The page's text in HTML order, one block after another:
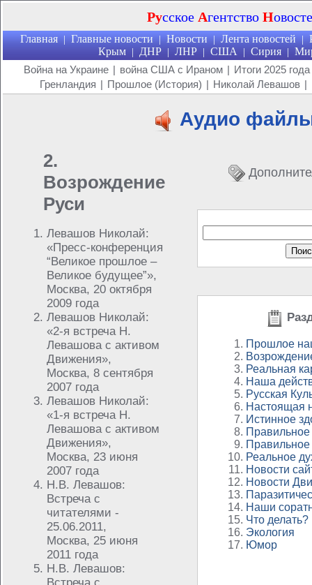
Русское Агентство Н
Главная | Главные новости | Новости | Лента новостей |
Крым | ДНР | ЛНР | США | Сирия |
Война на Украине | война США с Ираном | Итоги 2025 года
Гренландия | Прошлое (История) | Николай Левашов |
Аудио
2.
Возрождение
Руси
Левашов Николай:
«Пресс-конференция
“Великое прошлое –
Великое будущее”»,
Москва, 20 октября
2009 года
Левашов Николай:
«2-я встреча Н.
Левашова с активом
Движения»,
Москва, 8 сентября
2007 года
Левашов Николай:
«1-я встреча Н.
Левашова с активом
Движения»,
Москва, 23 июня
2007 года
Н.В. Левашов:
Встреча с
читателями -
25.06.2011,
Москва, 25 июня
2011 года
Н.В. Левашов:
Прошлое
Реальная
Наша
Русская
Настоящая
Истинное
Правильное
Реальное
Новости
Новости
Наши
Что делать?
Экология
Юмор